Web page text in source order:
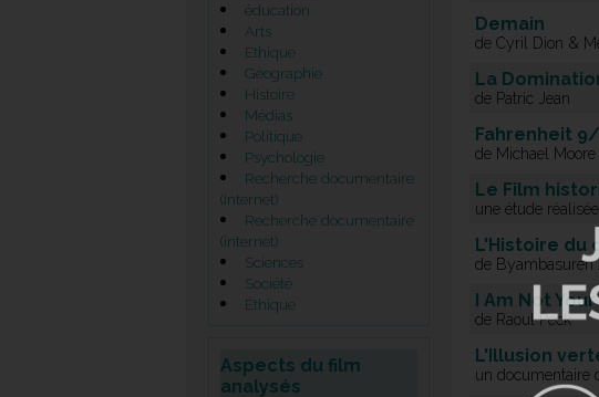
éducation
Arts
Ethique
Géographie
Histoire
Médias
Politique
Psychologie
Recherche documentaire
(Internet)
Recherche documentaire
(internet)
Sciences
Société
Éthique
Aspects du film
analysés
Demain
de Cyril Dion &
La
de Patric Jean
Fahrenheit 9/
de Michael Moore
Le Film
une étude
L'Histoire du
de Byambasuren
I Am Not
de Raoul Peck
L'Illusion
un documentaire